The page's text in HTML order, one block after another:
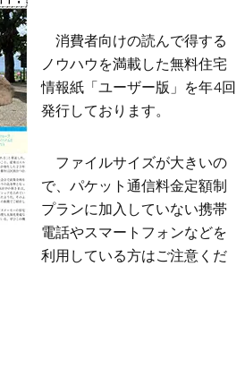
消費者向けの読んで得する
ノウハウを満載した無料住宅
情報紙「ユーザー版」を年4回
発行しております。
ファイルサイズが大きいの
で、パケット通信料金定額制
プランに加入していない携帯
電話やスマートフォンなどを
利用している方はご注意くだ